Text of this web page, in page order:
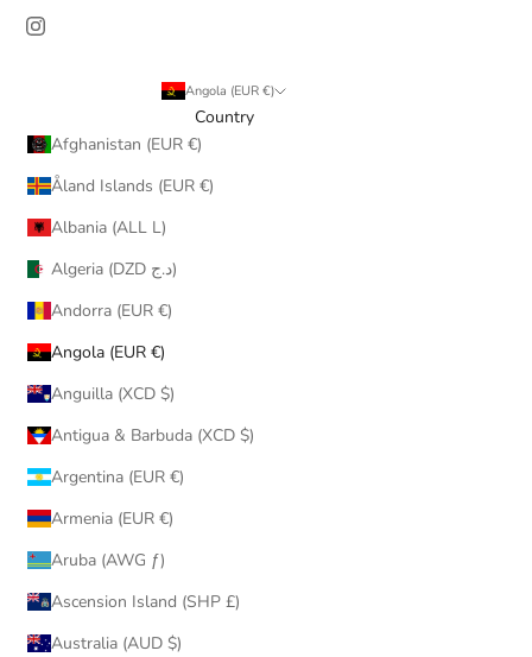
Angola (EUR €)
Country
Afghanistan (EUR €)
Åland Islands (EUR €)
Albania (ALL L)
Algeria (DZD د.ج)
Andorra (EUR €)
Angola (EUR €)
Anguilla (XCD $)
Antigua & Barbuda (XCD $)
Argentina (EUR €)
Armenia (EUR €)
Aruba (AWG ƒ)
Ascension Island (SHP £)
Australia (AUD $)